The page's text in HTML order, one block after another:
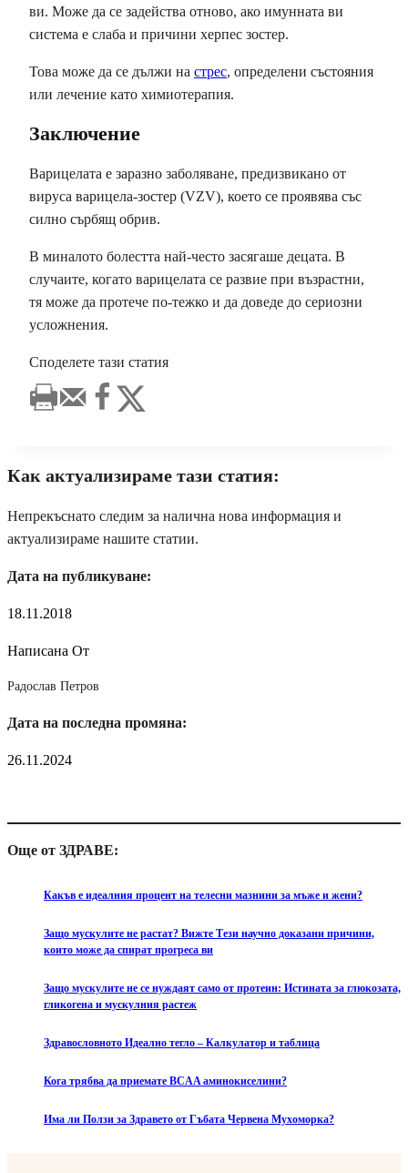
ви. Може да се задейства отново, ако имунната ви
система е слаба и причини херпес зостер.
Това може да се дължи на стрес, определени състояния
или лечение като химиотерапия.
Заключение
Варицелата е заразно заболяване, предизвикано от
вируса варицела-зостер (VZV), което се проявява със
силно сърбящ обрив.
В миналото болестта най-често засягаше децата. В
случаите, когато варицелата се развие при възрастни,
тя може да протече по-тежко и да доведе до сериозни
усложнения.
Споделете тази статия
Как актуализираме тази статия:
Непрекъснато следим за налична нова информация и
актуализираме нашите статии.
Дата на публикуване:
18.11.2018
Написана От
Радослав Петров
Дата на последна промяна:
26.11.2024
Още от ЗДРАВЕ:
Какъв е идеалния процент на телесни мазнини за мъже и жени?
Защо мускулите не растат? Вижте Тези научно доказани причини,
които може да спират прогреса ви
Защо мускулите не се нуждаят само от протеин: Истината за глюкозата,
гликогена и мускулния растеж
Здравословното Идеално тегло – Калкулатор и таблица
Кога трябва да приемате BCAA аминокиселини?
Има ли Ползи за Здравето от Гъбата Червена Мухоморка?